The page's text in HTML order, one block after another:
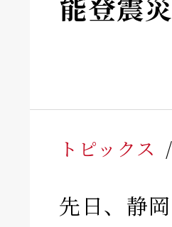
トピックス
先日、静